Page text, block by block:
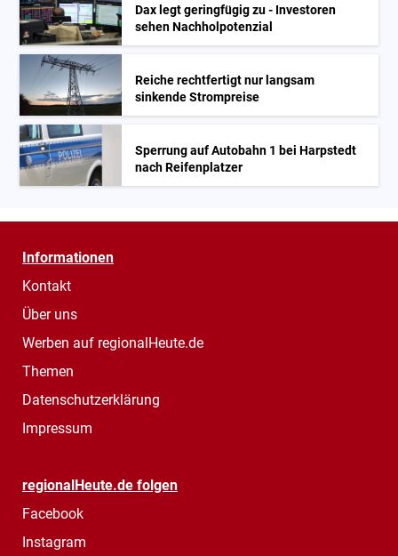
Dax legt geringfügig zu - Investoren
sehen Nachholpotenzial
Reiche rechtfertigt nur langsam
sinkende Strompreise
Sperrung auf Autobahn 1 bei Harpstedt
nach Reifenplatzer
Informationen
Kontakt
Über uns
Werben auf regionalHeute.de
Themen
Datenschutzerklärung
Impressum
regionalHeute.de folgen
Facebook
Instagram